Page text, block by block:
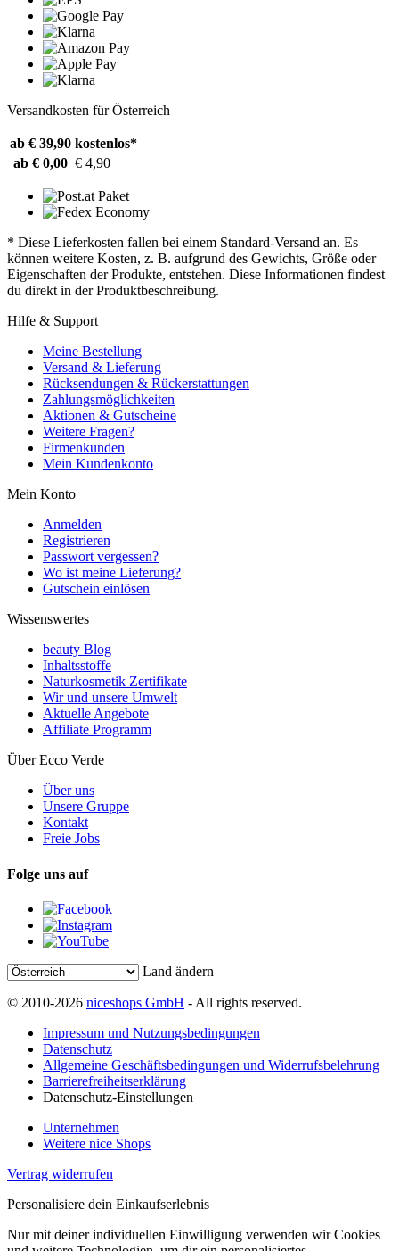
Versandkosten für Österreich
ab € 39,90 kostenlos*
ab € 0,00 € 4,90
* Diese Lieferkosten fallen bei einem Standard-Versand an. Es
können weitere Kosten, z. B. aufgrund des Gewichts, Größe oder
Eigenschaften der Produkte, entstehen. Diese Informationen findest
du direkt in der Produktbeschreibung.
Hilfe & Support
Meine Bestellung
Versand & Lieferung
Rücksendungen & Rückerstattungen
Zahlungsmöglichkeiten
Aktionen & Gutscheine
Weitere Fragen?
Firmenkunden
Mein Kundenkonto
Mein Konto
Anmelden
Registrieren
Passwort vergessen?
Wo ist meine Lieferung?
Gutschein einlösen
Wissenswertes
beauty Blog
Inhaltsstoffe
Naturkosmetik Zertifikate
Wir und unsere Umwelt
Aktuelle Angebote
Affiliate Programm
Über Ecco Verde
Über uns
Unsere Gruppe
Kontakt
Freie Jobs
Folge uns auf
Land ändern
© 2010-2026 niceshops GmbH - All rights reserved.
Impressum und Nutzungsbedingungen
Datenschutz
Allgemeine Geschäftsbedingungen und Widerrufsbelehrung
Barrierefreiheitserklärung
Datenschutz-Einstellungen
Unternehmen
Weitere nice Shops
Vertrag widerrufen
Personalisiere dein Einkaufserlebnis
Nur mit deiner individuellen Einwilligung verwenden wir Cookies